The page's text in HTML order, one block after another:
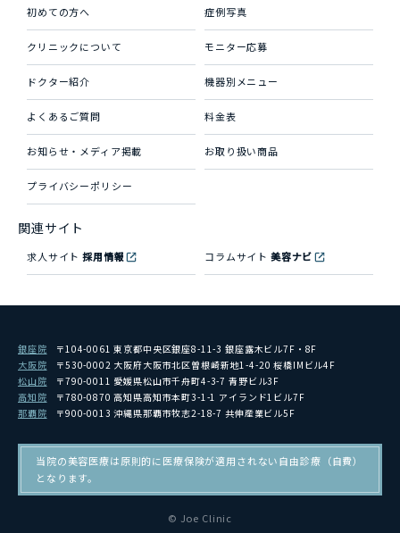
初めての方へ 症例写真
クリニックについて モニター応募
ドクター紹介 機器別メニュー
よくあるご質問 料金表
お知らせ・メディア掲載 お取り扱い商品
プライバシーポリシー
関連サイト
求人サイト採用情報 コラムサイト 美容ナビ
銀座院
〒104-0061 東京都中央区銀座8-11-3 銀座露木ビル7F・8F
大阪院
〒530-0002 大阪府大阪市北区曽根崎新地1-4-20 桜橋IMビル4F
松山院
〒790-0011 愛媛県松山市千舟町4-3-7 青野ビル3F
高知院
〒780-0870 高知県高知市本町3-1-1 アイランド1ビル7F
那覇院
〒900-0013 沖縄県那覇市牧志2-18-7 共伸産業ビル5F
当院の美容医療は原則的に医療保険が適用されない自由診療（自費）
となります。
© Joe Clinic